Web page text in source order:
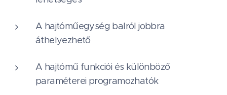
A hajtóműegység balról jobbra
áthelyezhető
A hajtómű funkciói és különböző
paraméterei programozhatók